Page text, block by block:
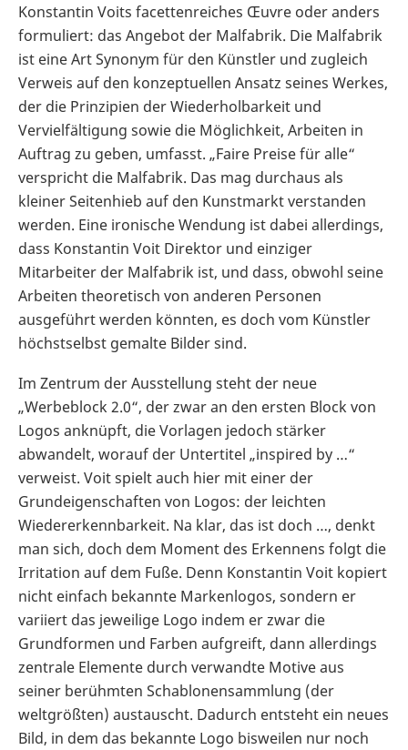
Konstantin Voits facettenreiches Œuvre oder anders
formuliert: das Angebot der Malfabrik. Die Malfabrik
ist eine Art Synonym für den Künstler und zugleich
Verweis auf den konzeptuellen Ansatz seines Werkes,
der die Prinzipien der Wiederholbarkeit und
Vervielfältigung sowie die Möglichkeit, Arbeiten in
Auftrag zu geben, umfasst. „Faire Preise für alle“
verspricht die Malfabrik. Das mag durchaus als
kleiner Seitenhieb auf den Kunstmarkt verstanden
werden. Eine ironische Wendung ist dabei allerdings,
dass Konstantin Voit Direktor und einziger
Mitarbeiter der Malfabrik ist, und dass, obwohl seine
Arbeiten theoretisch von anderen Personen
ausgeführt werden könnten, es doch vom Künstler
höchstselbst gemalte Bilder sind.
Im Zentrum der Ausstellung steht der neue
„Werbeblock 2.0“, der zwar an den ersten Block von
Logos anknüpft, die Vorlagen jedoch stärker
abwandelt, worauf der Untertitel „inspired by …“
verweist. Voit spielt auch hier mit einer der
Grundeigenschaften von Logos: der leichten
Wiedererkennbarkeit. Na klar, das ist doch …, denkt
man sich, doch dem Moment des Erkennens folgt die
Irritation auf dem Fuße. Denn Konstantin Voit kopiert
nicht einfach bekannte Markenlogos, sondern er
variiert das jeweilige Logo indem er zwar die
Grundformen und Farben aufgreift, dann allerdings
zentrale Elemente durch verwandte Motive aus
seiner berühmten Schablonensammlung (der
weltgrößten) austauscht. Dadurch entsteht ein neues
Bild, in dem das bekannte Logo bisweilen nur noch